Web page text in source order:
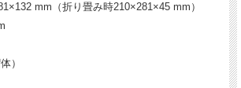
は変更になる場合がございます。予めご了承下さ
mm（折り畳み時210×281×45 mm）
）